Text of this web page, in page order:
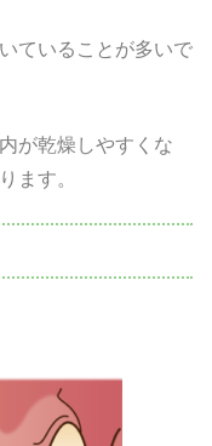
ていることが多いで
が乾燥しやすくな
ます。